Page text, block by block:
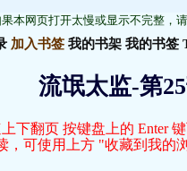
本网页打开太慢或显示不完整，
加入书签 我的书架 我的书签
流氓太监-第
翻页 按键盘上的 Enter
可使用上方 "收藏到我的